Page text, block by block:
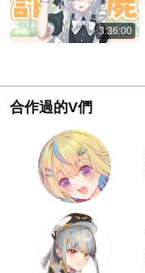
3:36:00
合作過的V們